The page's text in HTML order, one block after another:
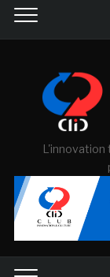
L'innovation